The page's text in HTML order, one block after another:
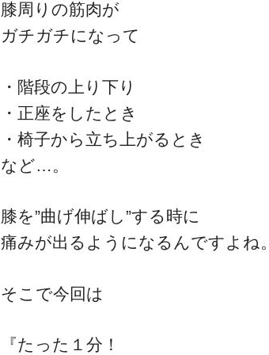
膝周りの筋肉が
ガチガチになって
・階段の上り下り
・正座をしたとき
・椅子から立ち上がるとき
など…。
膝を”曲げ伸ばし”する時に
痛みが出るようになるんですよね。
そこで今回は
『たった１分！